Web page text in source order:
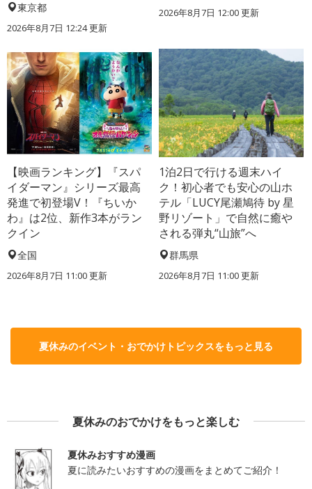
東京都
2026年8月7日 12:24更新
2026年8月7日 12:00更新
【映画ランキング】『スパ
イダーマン』シリーズ最高
発進で初登場V！『ちいか
わ』は2位、新作3本がラン
クイン
全国
2026年8月7日 11:00更新
1泊2日で行ける週末ハイ
ク！初心者でも安心の山ホ
テル「LUCY尾瀬鳩待 by 星
野リゾート」で自然に癒や
される弾丸“山旅”へ
群馬県
2026年8月7日 11:00更新
夏休みのイベント・おでかけトピックスをもっと見る
夏休みのおでかけをもっと楽しむ
夏休みおすすめ漫画
夏に読みたいおすすめの漫画をまとめてご紹介！